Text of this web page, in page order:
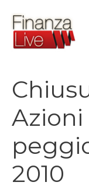
contenuto
2010